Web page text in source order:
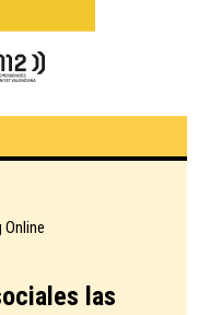
Online
las